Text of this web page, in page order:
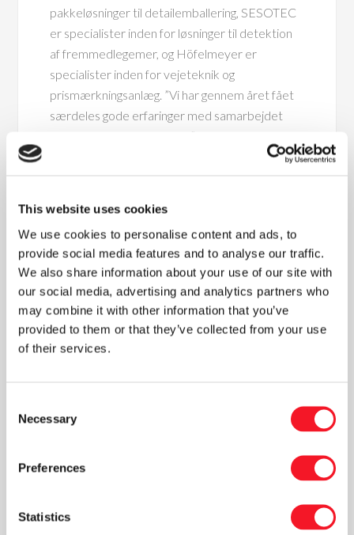
This website uses cookies
We use cookies to personalise content and ads, to
provide social media features and to analyse our traffic.
We also share information about your use of our site with
our social media, advertising and analytics partners who
may combine it with other information that you’ve
provided to them or that they’ve collected from your use
of their services.
Selection
Necessary
Preferences
Statistics
pakkeløsninger til detailemballering, SESOTEC
er specialister inden for løsninger til detektion
af fremmedlegemer, og Höfelmeyer er
specialister inden for vejeteknik og
prismærkningsanlæg. ”Vi har gennem året fået
særdeles gode erfaringer med samarbejdet
med de nye leverandører, ” siger salgschef
kvalitet, som vi står for.”
Udbygger position
Inden for løsninger til non-food har Fisker også
haft et rigtigt godt år. ”Vores position som det
nordlige Europas førende leverandør af
pakkeløsninger til poser og sække er blevet
pakkelinje. Det er ofte værdifuld viden, når vi
udfordringer.”
”Vi er således godt rustede til det nye år,”